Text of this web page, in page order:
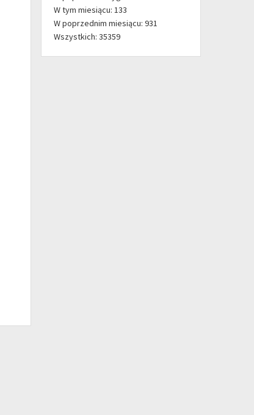
W tym miesiącu: 133
W poprzednim miesiącu: 931
Wszystkich: 35359